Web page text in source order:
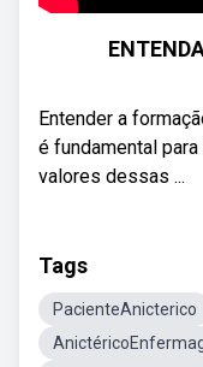
Entender a
é fundamental
valores dessas ...
Tags
PacienteAnicterico